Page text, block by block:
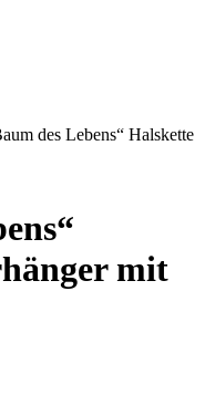
des Lebens“ Halskette
mit